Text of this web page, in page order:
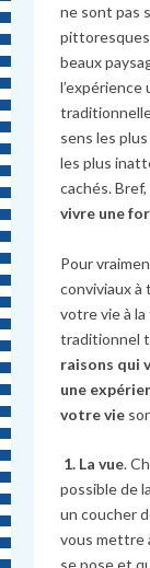
ne sont pas
beaux
sens les
les plus
cachés.
vivre une
Pour
conviviaux à
votre vie à
traditionnel
raisons qui
une
votre vie
1. La vue.
possible de
un coucher
vous mettre